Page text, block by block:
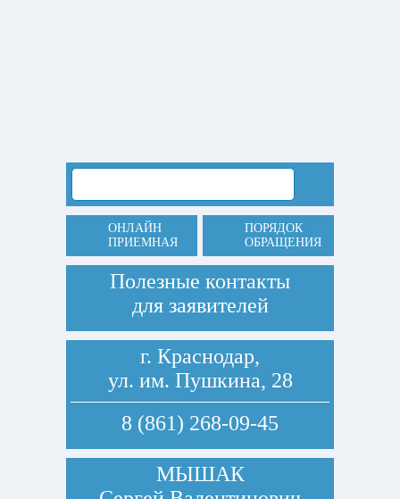
ОНЛАЙН
ПРИЕМНАЯ
ПОРЯДОК
ОБРАЩЕНИЯ
Полезные контакты
для заявителей
г. Краснодар,
ул. им. Пушкина, 28
8 (861) 268-09-45
МЫШАК